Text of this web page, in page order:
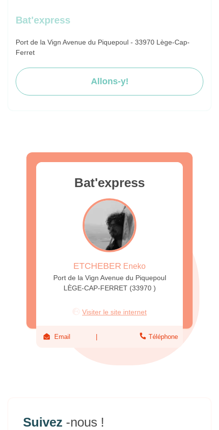
Bat'express
Port de la Vign Avenue du Piquepoul - 33970 Lège-Cap-
Ferret
Allons-y!
Bat'express
ETCHEBER Eneko
Port de la Vign Avenue du Piquepoul
LÈGE-CAP-FERRET (33970 )
Visiter le site internet
Email Téléphone
Suivez -nous !